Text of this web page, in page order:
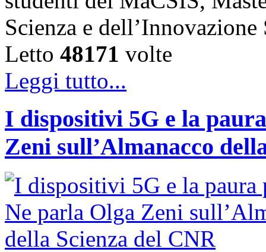
Scienza e
Letto 48171 volte
Leggi tutto...
I dispositivi 5G e la
Zeni sull’Almanacco